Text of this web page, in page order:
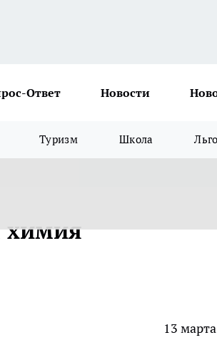
Ответ Новости
Туризм Школа
химия
13